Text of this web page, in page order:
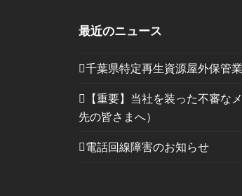
最近のニュース
千葉県特定再生資源屋外保管
【重要】当社を装った不審な
先の皆さまへ）
電話回線障害のお知らせ